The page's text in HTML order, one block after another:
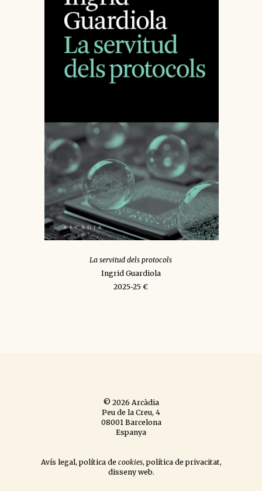
La servitud dels protocols
Ingrid Guardiola
2025-25 €
© 2026 Arcàdia
Peu de la Creu, 4
08001 Barcelona
Espanya
Avís legal,política de cookies,política de privacitat,
disseny web.